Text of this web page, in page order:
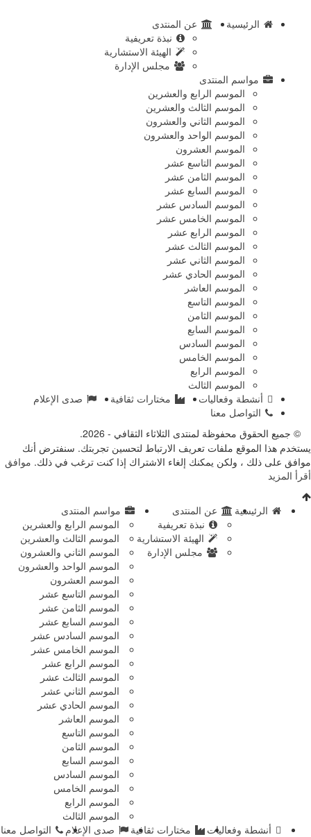
عن المنتدى
نبذة تعريفية
الهيئة الاستشارية
مجلس الإدارة
المنتدى
الموسم الرابع والعشرين
الموسم الثالث والعشرين
الموسم الثاني والعشرون
الموسم الواحد والعشرون
الموسم العشرون
الموسم التاسع عشر
الموسم الثامن عشر
الموسم السابع عشر
الموسم السادس عشر
الموسم الخامس عشر
الموسم الرابع عشر
الموسم الثالث عشر
الموسم الثاني عشر
الموسم الحادي عشر
الموسم العاشر
الموسم التاسع
الموسم الثامن
الموسم السابع
الموسم السادس
الموسم الخامس
الموسم الرابع
الموسم الثالث
وفعاليات
مختارات ثقافية
صدى الإعلام
معنا
محفوظة لمنتدى الثلاثاء الثقافي - 2026.
ملفات تعريف الارتباط لتحسين تجربتك. سنفترض أنك
، ولكن يمكنك إلغاء الاشتراك إذا كنت ترغب في ذلك.موافق
عن المنتدى
نبذة تعريفية
الهيئة الاستشارية
مجلس الإدارة
مواسم المنتدى
الموسم الرابع والعشرين
الموسم الثالث والعشرين
الموسم الثاني والعشرون
الموسم الواحد والعشرون
الموسم العشرون
الموسم التاسع عشر
الموسم الثامن عشر
الموسم السابع عشر
الموسم السادس عشر
الموسم الخامس عشر
الموسم الرابع عشر
الموسم الثالث عشر
الموسم الثاني عشر
الموسم الحادي عشر
الموسم العاشر
الموسم التاسع
الموسم الثامن
الموسم السابع
الموسم السادس
الموسم الخامس
الموسم الرابع
الموسم الثالث
وفعاليات
مختارات ثقافية صدى الإعلام
التواصل معنا